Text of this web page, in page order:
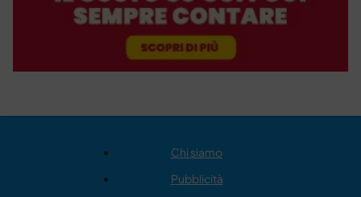
Chi siamo
Pubblicità